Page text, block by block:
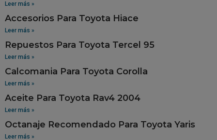
Leer más »
Accesorios Para Toyota Hiace
Leer más »
Repuestos Para Toyota Tercel 95
Leer más »
Calcomania Para Toyota Corolla
Leer más »
Aceite Para Toyota Rav4 2004
Leer más »
Octanaje Recomendado Para Toyota Yaris
Leer más »